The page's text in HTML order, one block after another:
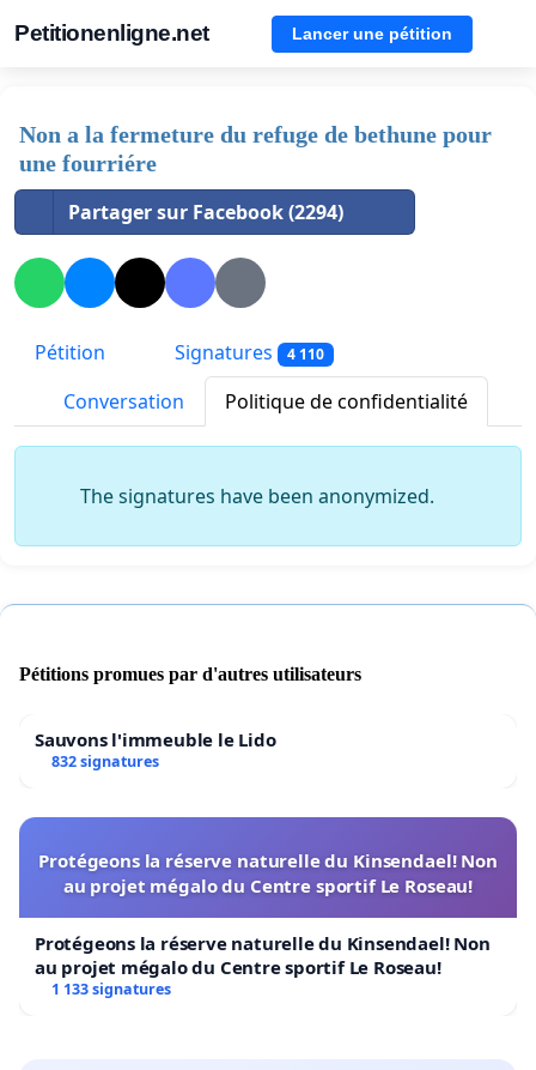
Petitionenligne.net Lancer une pétition
Non a la fermeture du refuge de bethune pour
une fourriére
Partager sur Facebook (2294)
Pétition Signatures 4 110
Conversation Politique de confidentialité
The signatures have been anonymized.
Pétitions promues par d'autres utilisateurs
Sauvons l'immeuble le Lido
832 signatures
Protégeons la réserve naturelle du Kinsendael! Non
au projet mégalo du Centre sportif Le Roseau!
Protégeons la réserve naturelle du Kinsendael! Non
au projet mégalo du Centre sportif Le Roseau!
1 133 signatures